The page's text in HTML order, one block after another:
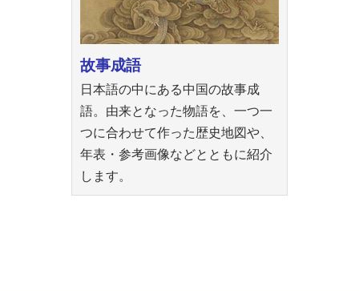
故事成語
日本語の中にある中国の故事成
語。由来となった物語を、一つ一
つに合わせて作った歴史地図や、
年表・参考画像などとともに紹介
します。